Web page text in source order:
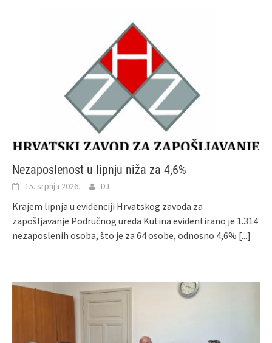
Nezaposlenost u lipnju niža za 4,6%
15. srpnja 2026. DJ
Krajem lipnja u evidenciji Hrvatskog zavoda za
zapošljavanje Područnog ureda Kutina evidentirano je 1.314
nezaposlenih osoba, što je za 64 osobe, odnosno 4,6% [...]